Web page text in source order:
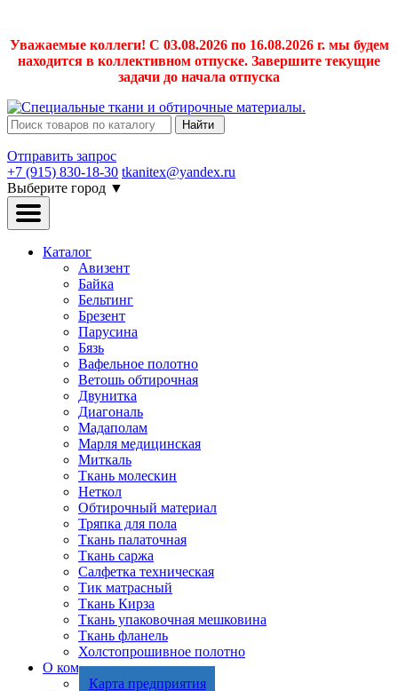
Уважаемые коллеги! С 03.08.2026 по 16.08.2026 г. мы будем
находится в коллективном отпуске. Завершите текущие
задачи до начала отпуска
Найти
Отправить запрос
+7 (915) 830-18-30 tkanitex@yandex.ru
Выберите город ▼
Каталог
Авизент
Байка
Бельтинг
Брезент
Парусина
Бязь
Вафельное полотно
Ветошь обтирочная
Двунитка
Диагональ
Мадаполам
Марля медицинская
Миткаль
Ткань молескин
Неткол
Обтирочный материал
Тряпка для пола
Ткань палаточная
Ткань саржа
Салфетка техническая
Тик матрасный
Ткань Кирза
Ткань упаковочная мешковина
Ткань фланель
Холстопрошивное полотно
О компании
Карта предприятия